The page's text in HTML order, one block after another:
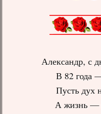
Александр, с
В 82 года
Пусть дух
А жизнь —